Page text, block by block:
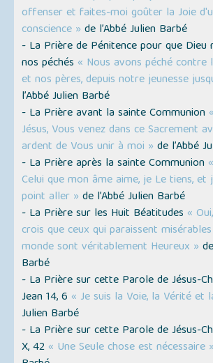
offenser et faites-moi goûter la Joie
conscience » de l’Abbé Julien Barbé
- La Prière de Pénitence pour que Dieu
nos péchés « Nous avons péché contre
et nos pères, depuis notre jeunesse
l’Abbé Julien Barbé
- La Prière avant la sainte Communion
Jésus, Vous venez dans ce Sacrement
ardent de Vous unir à moi » de l’Abbé
- La Prière après la sainte Communion
Celui que mon âme aime, je Le tiens, et
point aller » de l’Abbé Julien Barbé
- La Prière sur les Huit Béatitudes «
crois que ceux qui paraissent
monde sont véritablement Heureux »
Barbé
- La Prière sur cette Parole de Jésus-
Jean 14, 6 « Je suis la Voie, la Vérité et
Julien Barbé
- La Prière sur cette Parole de Jésus-
X, 42 « Une Seule chose est nécessaire »